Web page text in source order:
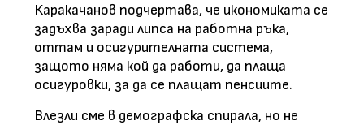
Каракачанов подчертава, че икономиката се
задъхва заради липса на работна ръка,
оттам и осигурителната система,
защото няма кой да работи, да плаща
осигуровки, за да се плащат пенсиите.
Влезли сме в демографска спирала, но не